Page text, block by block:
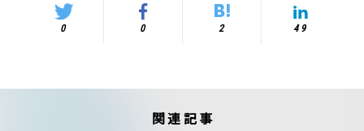
0 0 2 49
関連記事